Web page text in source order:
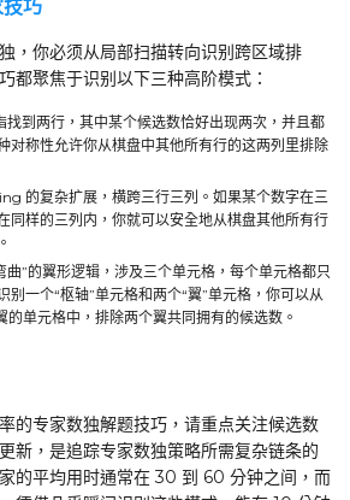
巧
，你必须从局部扫描转向识别跨区域排
都聚焦于识别以下三种高阶模式：
找到两行，其中某个候选数恰好出现两次，并且都
对称性允许你从棋盘中其他所有行的这两列里排除
的复杂扩展，横跨三行三列。如果某个数字在三
同样的三列内，你就可以安全地从棋盘其他所有行
曲”的翼形逻辑，涉及三个单元格，每个单元格都只
别一个“枢轴”单元格和两个“翼”单元格，你可以从
的单元格中，排除两个翼共同拥有的候选数。
的专家数独解题技巧，请重点关注候选数
新，是追踪专家数独策略所需复杂链条的
的平均用时通常在 30 到 60 分钟之间，而